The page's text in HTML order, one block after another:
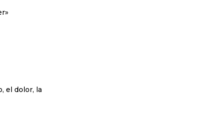
el dolor, la